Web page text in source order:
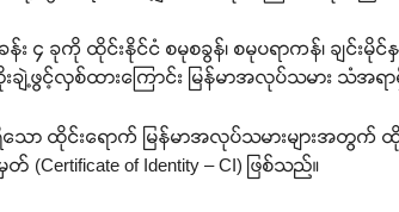
၄ ခုကို ထိုင်းနိုင်ငံ စမုစခွန်၊ စမုပရာကန်၊ ချင်းမို
းချဲ့ဖွင့်လှစ်ထားကြောင်း မြန်မာအလုပ်သမား သံအ
ထိုင်းရောက် မြန်မာအလုပ်သမားများအတွက်
of Identity – CI) ဖြစ်သည်။